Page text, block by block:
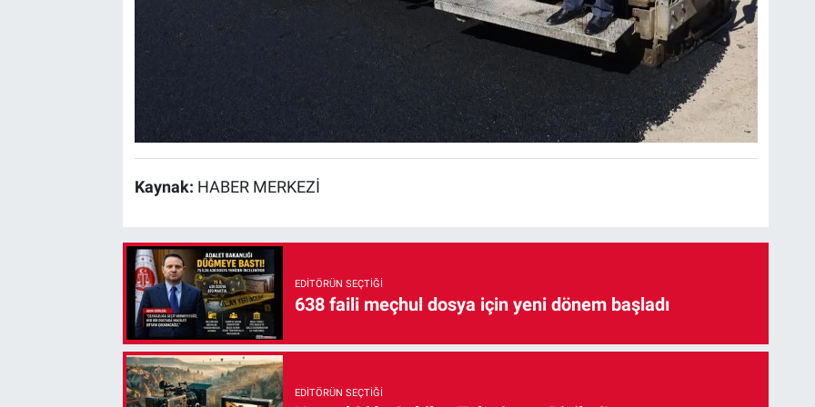
Kaynak: HABER MERKEZİ
EDITÖRÜN SEÇTIĞI
638 faili meçhul dosya için yeni dönem başladı
EDITÖRÜN SEÇTIĞI